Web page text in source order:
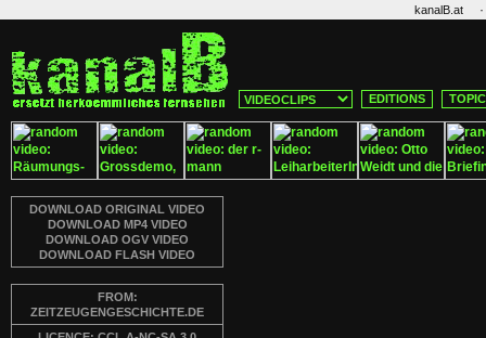
kanalB.at ·
EDITIONS
DOWNLOAD ORIGINAL VIDEO
DOWNLOAD MP4 VIDEO
DOWNLOAD OGV VIDEO
DOWNLOAD FLASH VIDEO
FROM:
ZEITZEUGENGESCHICHTE.DE